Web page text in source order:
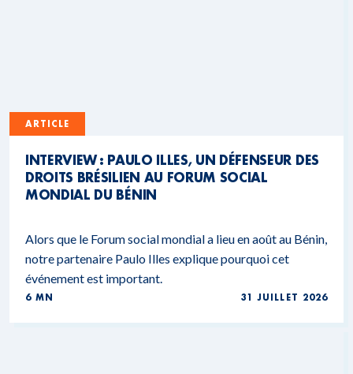
ARTICLE
INTERVIEW : PAULO ILLES, UN DÉFENSEUR DES
DROITS BRÉSILIEN AU FORUM SOCIAL
MONDIAL DU BÉNIN
Alors que le Forum social mondial a lieu en août au Bénin,
notre partenaire Paulo Illes explique pourquoi cet
événement est important.
6 MN 31 JUILLET 2026